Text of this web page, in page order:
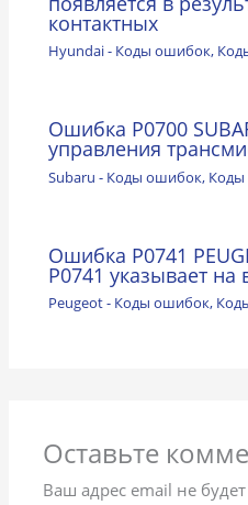
контактных
Hyundai - Коды ошибок,
Ошибка P0700
управления
Subaru - Коды ошибок,
Ошибка P0741
Р0741 указывает на
Peugeot - Коды ошибок,
Оставьте
Ваш адрес email не